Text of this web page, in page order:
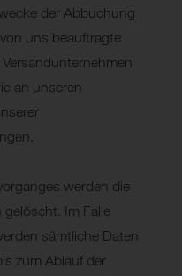
der Abbuchung
uns beauftragte
an unseren
werden die
Im Falle
sämtliche Daten
zum Ablauf der